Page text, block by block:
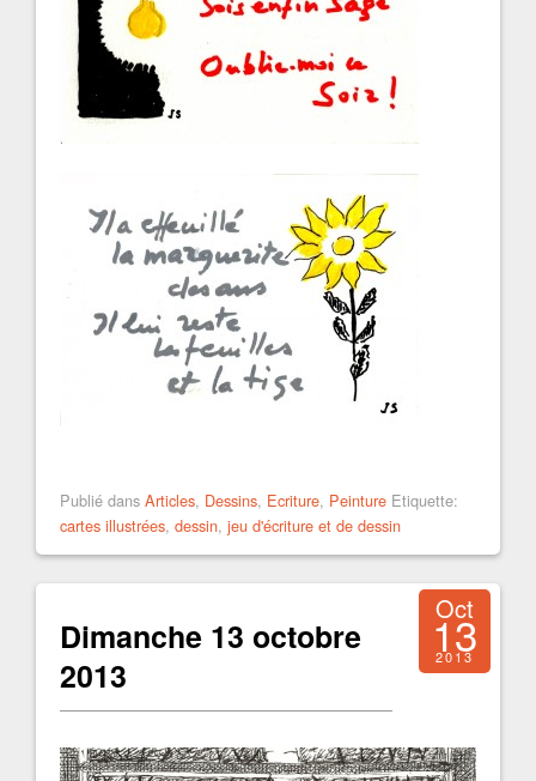
Publié dans Articles, Dessins, Ecriture, Peinture Etiquette:
cartes illustrées, dessin, jeu d'écriture et de dessin
Dimanche 13 octobre
2013
Oct
13
2013